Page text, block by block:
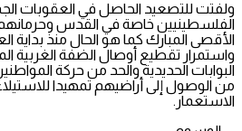
ولفتت للتصعيد الحاصل في العقوبات
الفلسطينيين خاصة في القدس
الأقصى المبارك كما هو الحال منذ بداية
واستمرار تقطيع أوصال الضفة الغربية
البوابات الحديدية والحد من حركة
من الوصول إلى أراضيهم تمهيدا
الاستعمار.